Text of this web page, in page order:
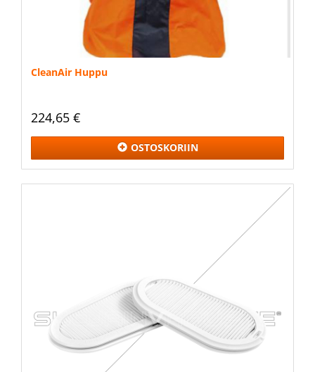
CleanAir Huppu
224,65 €
OSTOSKORIIN